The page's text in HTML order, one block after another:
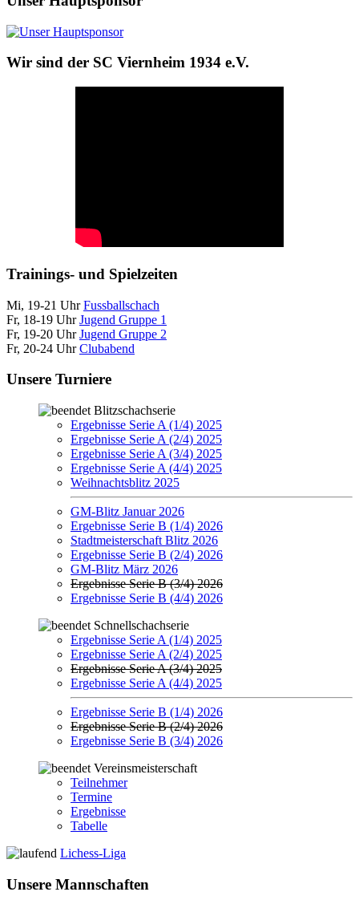
Wir sind der SC Viernheim 1934 e.V.
Trainings- und Spielzeiten
Mi, 19-21 UhrFussballschach
Fr, 18-19 UhrJugend Gruppe 1
Fr, 19-20 UhrJugend Gruppe 2
Fr, 20-24 UhrClubabend
Unsere Turniere
Blitzschachserie
Ergebnisse Serie A (1/4) 2025
Ergebnisse Serie A (2/4) 2025
Ergebnisse Serie A (3/4) 2025
Ergebnisse Serie A (4/4) 2025
Weihnachtsblitz 2025
GM-Blitz Januar 2026
Ergebnisse Serie B (1/4) 2026
Stadtmeisterschaft Blitz 2026
Ergebnisse Serie B (2/4) 2026
GM-Blitz März 2026
Ergebnisse Serie B (3/4) 2026
Ergebnisse Serie B (4/4) 2026
Schnellschachserie
Ergebnisse Serie A (1/4) 2025
Ergebnisse Serie A (2/4) 2025
Ergebnisse Serie A (3/4) 2025
Ergebnisse Serie A (4/4) 2025
Ergebnisse Serie B (1/4) 2026
Ergebnisse Serie B (2/4) 2026
Ergebnisse Serie B (3/4) 2026
Vereinsmeisterschaft
Teilnehmer
Termine
Ergebnisse
Tabelle
Lichess-Liga
Unsere Mannschaften